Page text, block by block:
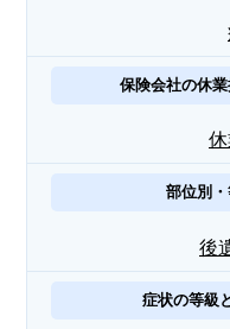
保険会社の休
部位別
後
症状の等級